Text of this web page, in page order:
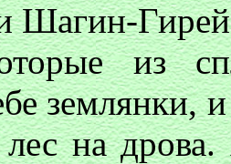
Шагин-
из
землянки,
лес на